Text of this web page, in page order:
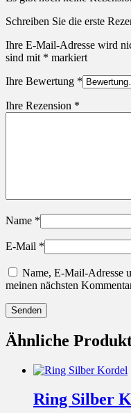
Schreiben Sie die erste
Ihre E-Mail-Adresse wird
sind mit * markiert
Ihre Bewertung *
Ihre Rezension *
Name *
E-Mail *
Name, E-Mail-Adresse
meinen nächsten
Ähnliche
Ring Silber